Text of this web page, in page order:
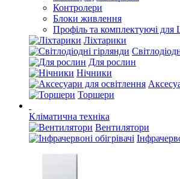
Контролери
Блоки живлення
Профіль та комплектуючі для
Ліхтарики
Для рослин
Нічники
Торшери
Кліматична техніка
Вентилятори